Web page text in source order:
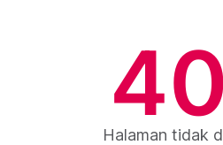
Halaman tidak